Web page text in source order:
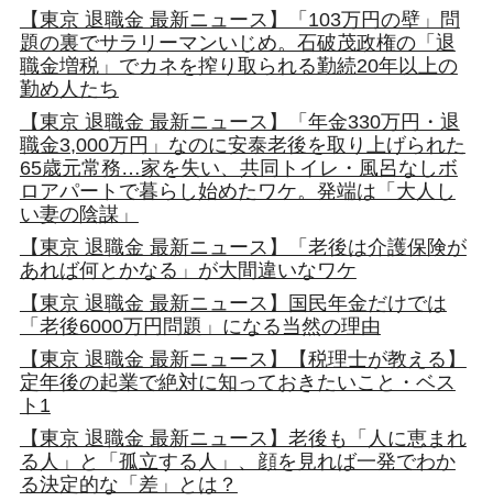
【東京 退職金 最新ニュース】「103万円の壁」問
題の裏でサラリーマンいじめ。石破茂政権の「退
職金増税」でカネを搾り取られる勤続20年以上の
勤め人たち
【東京 退職金 最新ニュース】「年金330万円・退
職金3,000万円」なのに安泰老後を取り上げられた
65歳元常務…家を失い、共同トイレ・風呂なしボ
ロアパートで暮らし始めたワケ。発端は「大人し
い妻の陰謀」
【東京 退職金 最新ニュース】「老後は介護保険が
あれば何とかなる」が大間違いなワケ
【東京 退職金 最新ニュース】国民年金だけでは
「老後6000万円問題」になる当然の理由
【東京 退職金 最新ニュース】【税理士が教える】
定年後の起業で絶対に知っておきたいこと・ベス
ト1
【東京 退職金 最新ニュース】老後も「人に恵まれ
る人」と「孤立する人」、顔を見れば一発でわか
る決定的な「差」とは？